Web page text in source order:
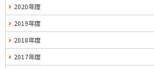
2020年度
2019年度
2018年度
2017年度